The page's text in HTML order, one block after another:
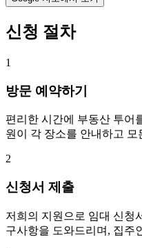
신청 절차
1
방문 예약하기
편리한 시간에 부동산 투어
원이 각 장소를 안내하고
2
신청서 제출
저희의 지원으로 임대 신청
구사항을 도와드리며, 집주